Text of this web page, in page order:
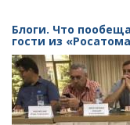
саратовцев
о
заводе
в
Горном
проведет
фирма
Блоги. Что
гости из